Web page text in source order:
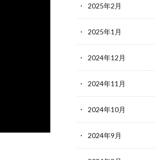
2025年2月
2025年1月
2024年12月
2024年11月
2024年10月
2024年9月